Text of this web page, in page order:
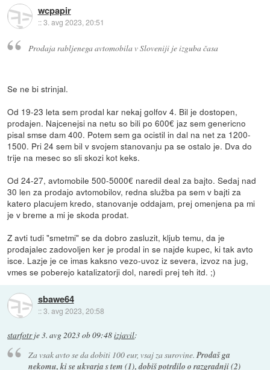
wcpapir
::3. avg 2023, 20:51
Prodaja rabljenega avtomobila v Sloveniji je izguba časa
Se ne bi strinjal.
Od 19-23 leta sem prodal kar nekaj golfov 4. Bil je dostopen,
prodajen. Najcenejsi na netu so bili po 600€ jaz sem genericno
pisal smse dam 400. Potem sem ga ocistil in dal na net za 1200-
1500. Pri 24 sem bil v svojem stanovanju pa se ostalo je. Dva do
trije na mesec so sli skozi kot keks.
Od 24-27, avtomobile 500-5000€ naredil deal za bajto. Sedaj nad
30 len za prodajo avtomobilov, redna služba pa sem v bajti za
katero placujem kredo, stanovanje oddajam, prej omenjena pa mi
je v breme a mi je skoda prodat.
Z avti tudi "smetmi" se da dobro zasluzit, kljub temu, da je
prodajalec zadovoljen ker je prodal in se najde kupec, ki tak avto
isce. Lazje je ce imas kaksno vezo-uvoz iz severa, izvoz na jug,
vmes se poberejo katalizatorji dol, naredi prej teh itd. ;)
sbawe64
::3. avg 2023, 20:58
starfotrje3. avg 2023 ob 09:48izjavil:
Za vsak avto se da dobiti 100 eur, vsaj za surovine. Prodaš ga
nekomu, ki se ukvarja s tem (1), dobiš potrdilo o razgradnji (2)